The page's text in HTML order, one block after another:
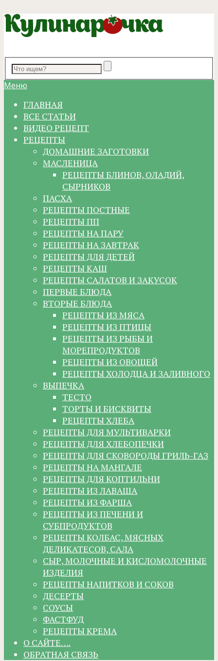
Меню
ГЛАВНАЯ
ВСЕ СТАТЬИ
ВИДЕО РЕЦЕПТ
РЕЦЕПТЫ
ДОМАШНИЕ ЗАГОТОВКИ
МАСЛЕНИЦА
РЕЦЕПТЫ БЛИНОВ, ОЛАДИЙ,
СЫРНИКОВ
ПАСХА
РЕЦЕПТЫ ПОСТНЫЕ
РЕЦЕПТЫ ПП
РЕЦЕПТЫ НА ПАРУ
РЕЦЕПТЫ НА ЗАВТРАК
РЕЦЕПТЫ ДЛЯ ДЕТЕЙ
РЕЦЕПТЫ КАШ
РЕЦЕПТЫ САЛАТОВ И ЗАКУСОК
ПЕРВЫЕ БЛЮДА
ВТОРЫЕ БЛЮДА
РЕЦЕПТЫ ИЗ МЯСА
РЕЦЕПТЫ ИЗ ПТИЦЫ
РЕЦЕПТЫ ИЗ РЫБЫ И
МОРЕПРОДУКТОВ
РЕЦЕПТЫ ИЗ ОВОЩЕЙ
РЕЦЕПТЫ ХОЛОДЦА И ЗАЛИВНОГО
ВЫПЕЧКА
ТЕСТО
ТОРТЫ И БИСКВИТЫ
РЕЦЕПТЫ ХЛЕБА
РЕЦЕПТЫ ДЛЯ МУЛЬТИВАРКИ
РЕЦЕПТЫ ДЛЯ ХЛЕБОПЕЧКИ
РЕЦЕПТЫ ДЛЯ СКОВОРОДЫ ГРИЛЬ-ГАЗ
РЕЦЕПТЫ НА МАНГАЛЕ
РЕЦЕПТЫ ДЛЯ КОПТИЛЬНИ
РЕЦЕПТЫ ИЗ ЛАВАША
РЕЦЕПТЫ ИЗ ФАРША
РЕЦЕПТЫ ИЗ ПЕЧЕНИ И
СУБПРОДУКТОВ
РЕЦЕПТЫ КОЛБАС, МЯСНЫХ
ДЕЛИКАТЕСОВ, САЛА
СЫР, МОЛОЧНЫЕ И КИСЛОМОЛОЧНЫЕ
ИЗДЕЛИЯ
РЕЦЕПТЫ НАПИТКОВ И СОКОВ
ДЕСЕРТЫ
СОУСЫ
ФАСТФУД
РЕЦЕПТЫ КРЕМА
О САЙТЕ….
ОБРАТНАЯ СВЯЗЬ